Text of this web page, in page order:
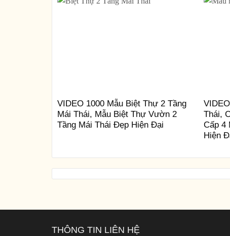
VIDEO 1000 Mẫu Biệt Thự 2 Tầng
Mái Thái, Mẫu Biệt Thự Vườn 2
Tầng Mái Thái Đẹp Hiện Đại
Thái,
Cấp 4
Hiện
THÔNG TIN LIÊN HỆ